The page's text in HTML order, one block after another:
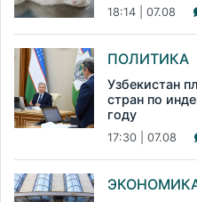
18:14 | 07.08
ПОЛИТИКА
Узбекистан
стран по
году
17:30 | 07.08